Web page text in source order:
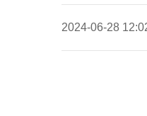
2024-06-28